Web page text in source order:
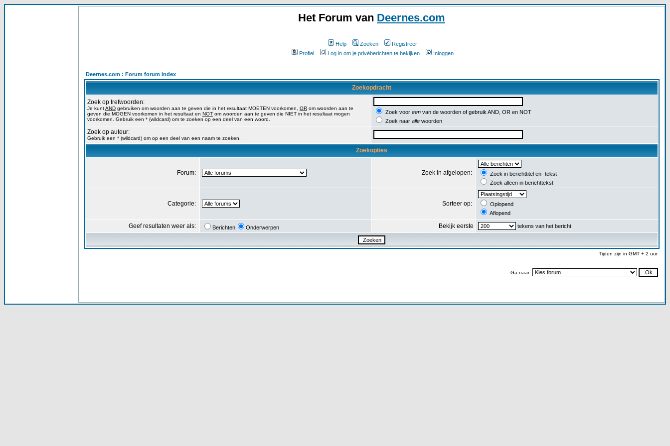
Het Forum van Deernes.com
Help Zoeken
Registreer
Profiel
Log in om je privéberichten te bekijken Inloggen
Deernes.com : Forum forum index
Zoekopdracht
Zoek op trefwoorden:
Je kuntAND gebruiken om woorden aan te geven die in het resultaat MOETEN voorkomen, OR om woorden aan te
geven die MOGEN voorkomen in het resultaat en NOT om woorden aan te geven die NIET in het resultaat mogen
voorkomen. Gebruik een * (wildcard) om te zoeken op een deel van een woord.
Zoek voor een van de woorden of gebruik AND, OR en NOT
Zoek naar alle woorden
Zoek op auteur:
Gebruik een * (wildcard) om op een deel van een naam te zoeken.
Zoekopties
Forum: Zoek in afgelopen:
Zoek in berichttitel en -tekst
Zoek alleen in berichttekst
Categorie: Sorteer op:
Oplopend
Aflopend
Geef resultaten weer als: Berichten Onderwerpen Bekijk eerste tekens van het bericht
Tijden zijn in GMT + 2 uur
Ga naar: